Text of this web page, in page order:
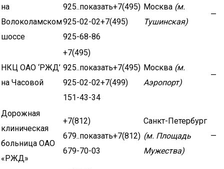
на
Волоколамском
шоссе
925..показать+7(495)
925-02-02+7(495)
925-68-86
Москва (м.
Тушинская)
—
НКЦ ОАО ‘РЖД’
на Часовой
+7(495)
925..показать+7(495)
925-02-02+7(499)
151-43-34
Москва (м.
Аэропорт)
—
Дорожная
клиническая
больница ОАО
«РЖД»
+7(812)
679..показать+7(812)
679-70-03
Санкт-Петербург
(м. Площадь
Мужества)
—